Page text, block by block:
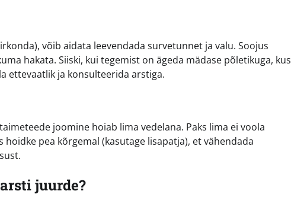
võib aidata leevendada survetunnet ja valu. Soojus
hakata. Siiski, kui tegemist on ägeda mädase põletikuga, kus
ettevaatlik ja konsulteerida arstiga.
joomine hoiab lima vedelana. Paks lima ei voola
pea kõrgemal (kasutage lisapatja), et vähendada
juurde?